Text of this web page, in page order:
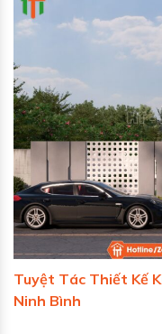
Tuyệt Tác Thiết Kế
Ninh Bình